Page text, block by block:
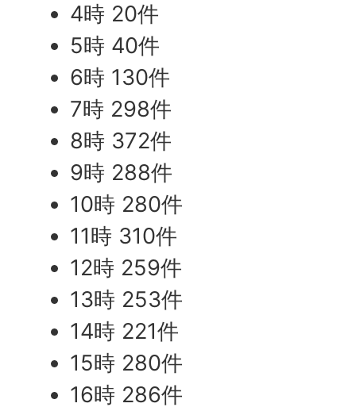
4時 20件
5時 40件
6時 130件
7時 298件
8時 372件
9時 288件
10時 280件
11時 310件
12時 259件
13時 253件
14時 221件
15時 280件
16時 286件